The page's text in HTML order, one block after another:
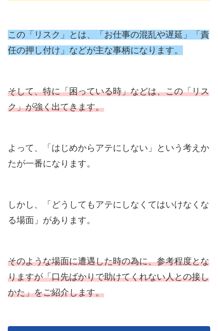
この「リスク」とは、「お仕事の混乱や遅延」「責
任の押し付け」などが主な事柄になります。
そして、特に「困っている時」などは、この「リス
ク」が強く出てきます。
よって、「はじめからアテにしない」という考えか
たが一番になります。
しかし、「どうしてもアテにしなくてはいけなくな
る場面」があります。
そのような場面に遭遇した時の為に、参考程度とな
りますが「口先ばかりで助けてくれない人との接し
かた」をご紹介します。